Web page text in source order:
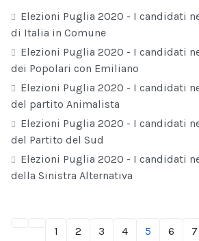
Elezioni Puglia 2020 - I candidati
di Italia in Comune
Elezioni Puglia 2020 - I candidati
dei Popolari con Emiliano
Elezioni Puglia 2020 - I candidati
del partito Animalista
Elezioni Puglia 2020 - I candidati
del Partito del Sud
Elezioni Puglia 2020 - I candidati
della Sinistra Alternativa
1 2 3 4 5 6 7